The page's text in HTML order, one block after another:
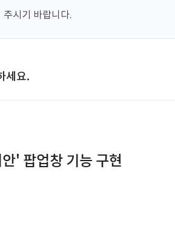
시기 바랍니다.
세요.
' 팝업창 기능 구현